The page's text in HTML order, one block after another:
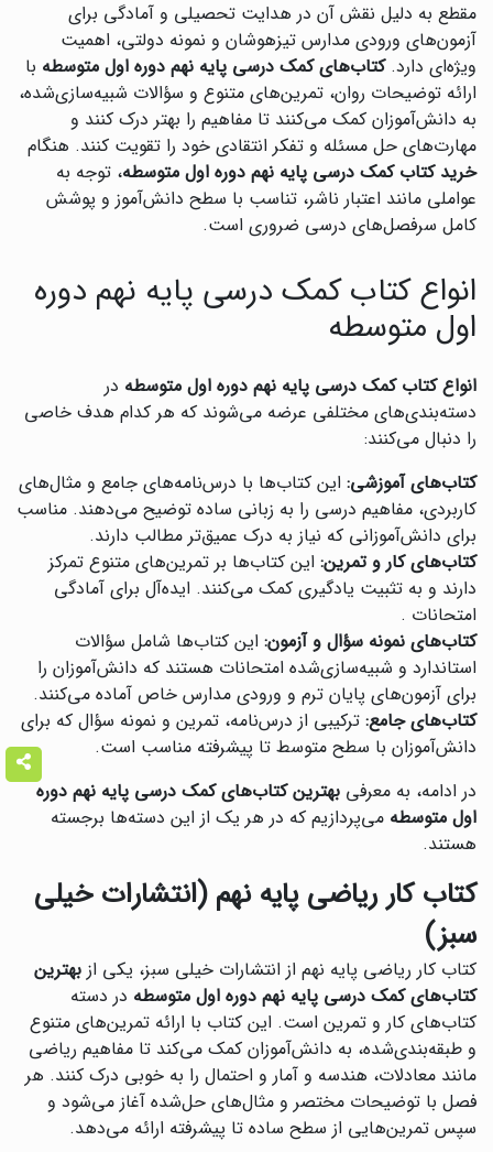
مقطع به دلیل نقش آن در هدایت تحصیلی و آمادگی برای
آزمون‌های ورودی مدارس تیزهوشان و نمونه دولتی، اهمیت
ویژه‌ای دارد.کتاب‌های کمک درسی پایه نهم دوره اول متوسطه با
ارائه توضیحات روان، تمرین‌های متنوع و سؤالات شبیه‌سازی‌شده،
به دانش‌آموزان کمک می‌کنند تا مفاهیم را بهتر درک کنند و
مهارت‌های حل مسئله و تفکر انتقادی خود را تقویت کنند. هنگام
خرید کتاب کمک درسی پایه نهم دوره اول متوسطه، توجه به
عواملی مانند اعتبار ناشر، تناسب با سطح دانش‌آموز و پوشش
کامل سرفصل‌های درسی ضروری است.
انواع کتاب کمک درسی پایه نهم دوره
اول متوسطه
انواع کتاب کمک درسی پایه نهم دوره اول متوسطه در
دسته‌بندی‌های مختلفی عرضه می‌شوند که هر کدام هدف خاصی
را دنبال می‌کنند:
کتاب‌های آموزشی: این کتاب‌ها با درس‌نامه‌های جامع و مثال‌های
کاربردی، مفاهیم درسی را به زبانی ساده توضیح می‌دهند. مناسب
برای دانش‌آموزانی که نیاز به درک عمیق‌تر مطالب دارند.
کتاب‌های کار و تمرین: این کتاب‌ها بر تمرین‌های متنوع تمرکز
دارند و به تثبیت یادگیری کمک می‌کنند. ایده‌آل برای آمادگی
امتحانات .
کتاب‌های نمونه سؤال و آزمون: این کتاب‌ها شامل سؤالات
استاندارد و شبیه‌سازی‌شده امتحانات هستند که دانش‌آموزان را
برای آزمون‌های پایان ترم و ورودی مدارس خاص آماده می‌کنند.
کتاب‌های جامع: ترکیبی از درس‌نامه، تمرین و نمونه سؤال که برای
دانش‌آموزان با سطح متوسط تا پیشرفته مناسب است.
در ادامه، به معرفی بهترین کتاب‌های کمک درسی پایه نهم دوره
اول متوسطه می‌پردازیم که در هر یک از این دسته‌ها برجسته
هستند.
کتاب کار ریاضی پایه نهم (انتشارات خیلی
سبز)
کتاب کار ریاضی پایه نهم از انتشارات خیلی سبز، یکی از بهترین
کتاب‌های کمک درسی پایه نهم دوره اول متوسطه در دسته
کتاب‌های کار و تمرین است. این کتاب با ارائه تمرین‌های متنوع
و طبقه‌بندی‌شده، به دانش‌آموزان کمک می‌کند تا مفاهیم ریاضی
مانند معادلات، هندسه و آمار و احتمال را به خوبی درک کنند. هر
فصل با توضیحات مختصر و مثال‌های حل‌شده آغاز می‌شود و
سپس تمرین‌هایی از سطح ساده تا پیشرفته ارائه می‌دهد.